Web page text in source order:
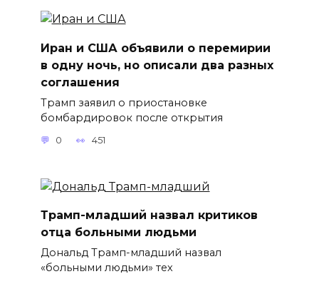
Иран и США объявили о перемирии
в одну ночь, но описали два разных
соглашения
Трамп заявил о приостановке
бомбардировок после открытия
0 451
Трамп-младший назвал критиков
отца больными людьми
Дональд Трамп-младший назвал
«больными людьми» тех